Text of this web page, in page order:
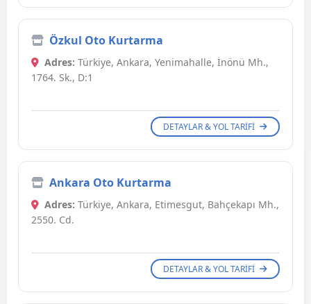
Özkul Oto Kurtarma
Adres: Türkiye, Ankara, Yenimahalle, İnönü Mh.,
1764. Sk., D:1
DETAYLAR & YOL TARIFI
Ankara Oto Kurtarma
Adres: Türkiye, Ankara, Etimesgut, Bahçekapı Mh.,
2550. Cd.
DETAYLAR & YOL TARIFI